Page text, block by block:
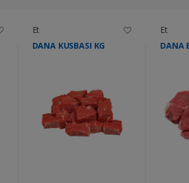
Et
DANA KUSBASI KG
Et
DANA